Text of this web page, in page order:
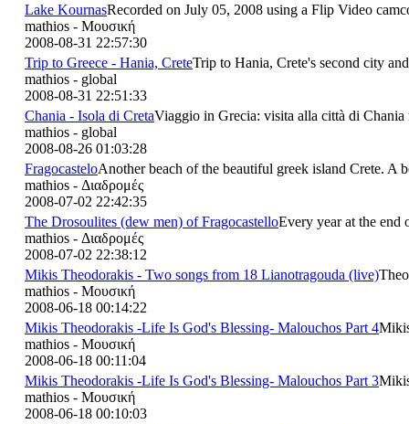
Lake KournasRecorded on July 05, 2008 using a Flip Video
mathios - Μουσική
2008-08-31 22:57:30
Trip to Greece - Hania, CreteTrip to Hania, Crete's second city
mathios - global
2008-08-31 22:51:33
Chania - Isola di CretaViaggio in Grecia: visita alla città di Chania
mathios - global
2008-08-26 01:03:28
FragocasteloAnother beach of the beautiful greek island Crete. A
mathios - Διαδρομές
2008-07-02 22:42:35
The Drosoulites (dew men) of FragocastelloEvery year at the end
mathios - Διαδρομές
2008-07-02 22:38:12
Mikis Theodorakis - Two songs from 18 Lianotragouda (live)
mathios - Μουσική
2008-06-18 00:14:22
Mikis Theodorakis -Life Is God's Blessing- Malouchos Part 4
mathios - Μουσική
2008-06-18 00:11:04
Mikis Theodorakis -Life Is God's Blessing- Malouchos Part 3
mathios - Μουσική
2008-06-18 00:10:03